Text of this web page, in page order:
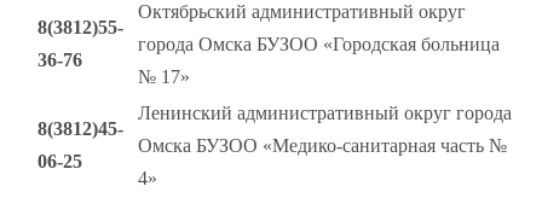
8(3812)55-
36-76
Октябрьский административный округ
города Омска БУЗОО «Городская больница
№ 17»
8(3812)45-
06-25
Ленинский административный округ города
Омска БУЗОО «Медико-санитарная часть №
4»